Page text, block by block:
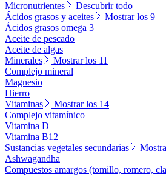
Micronutrientes
Descubrir todo
Ácidos grasos y aceites
Mostrar los 9
Ácidos grasos omega 3
Aceite de pescado
Aceite de algas
Minerales
Mostrar los 11
Complejo mineral
Magnesio
Hierro
Vitaminas
Mostrar los 14
Complejo vitamínico
Vitamina D
Vitamina B12
Sustancias vegetales secundarias
Ashwagandha
Compuestos amargos (tomillo, romero,